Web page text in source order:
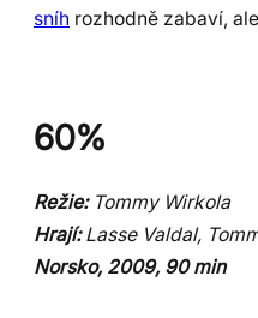
sníh rozhodně zabaví,
60%
Režie:Tommy Wirkola
Hrají:Lasse Valdal,
Norsko, 2009, 90 min